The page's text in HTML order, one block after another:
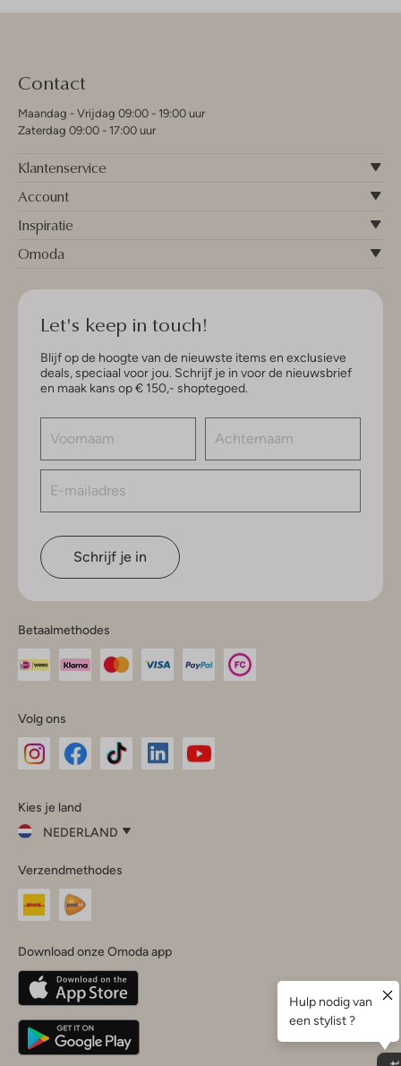
Contact
Maandag - Vrijdag 09:00 - 19:00 uur
Zaterdag 09:00 - 17:00 uur
Klantenservice
Account
Inspiratie
Omoda
Let's keep in touch!
Blijf op de hoogte van de nieuwste items en exclusieve
deals, speciaal voor jou. Schrijf je in voor de nieuwsbrief
en maak kans op € 150,- shoptegoed.
Schrijf je in
Betaalmethodes
Volg ons
InstagramFacebook
Kies je land
NEDERLAND
je
land
Nederland
Belgique(Français)
Deutschland
Verzendmethodes
Download onze Omoda app